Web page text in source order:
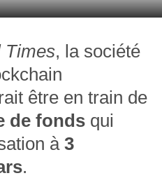
Times, la société
être en train de
de fonds qui
à 3
.